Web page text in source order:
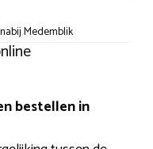
Medemblik
bestellen in